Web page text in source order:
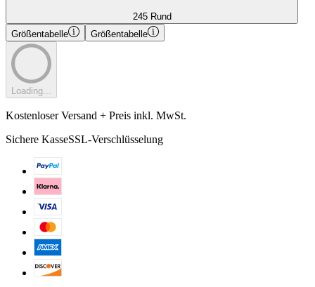
245 Rund
Größentabelle
Größentabelle
Loading...
Kostenloser Versand + Preis inkl. MwSt.
Sichere KasseSSL-Verschlüsselung